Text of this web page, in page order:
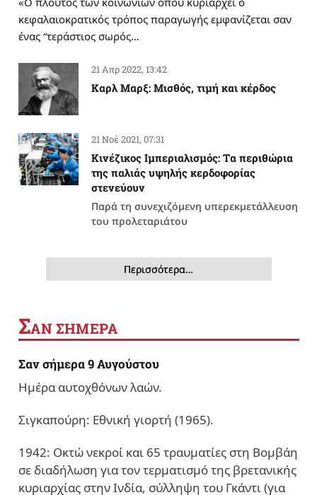
κεφαλαιοκρατικός τρόπος παραγωγής εμφανίζεται σαν
ένας “τεράστιος σωρός…
21 Απρ 2022, 13:42
Καρλ Μαρξ: Μισθός, τιμή και κέρδος
21 Νοέ 2021, 07:31
Κινέζικος Ιμπεριαλισμός: Tα περιθώρια
της παλιάς υψηλής κερδοφορίας
στενεύουν
Παρά τη συνεχιζόμενη υπερεκμετάλλευση
του προλεταριάτου
Περισσότερα…
ΣΑΝ ΣΗΜΕΡΑ
Σαν σήμερα 9 Αυγούστου
Ημέρα αυτοχθόνων λαών.
Σιγκαπούρη: Εθνική γιορτή (1965).
1942: Οκτώ νεκροί και 65 τραυματίες στη Βομβάη
σε διαδήλωση για τον τερματισμό της βρετανικής
κυριαρχίας στην Ινδία, σύλληψη του Γκάντι (για